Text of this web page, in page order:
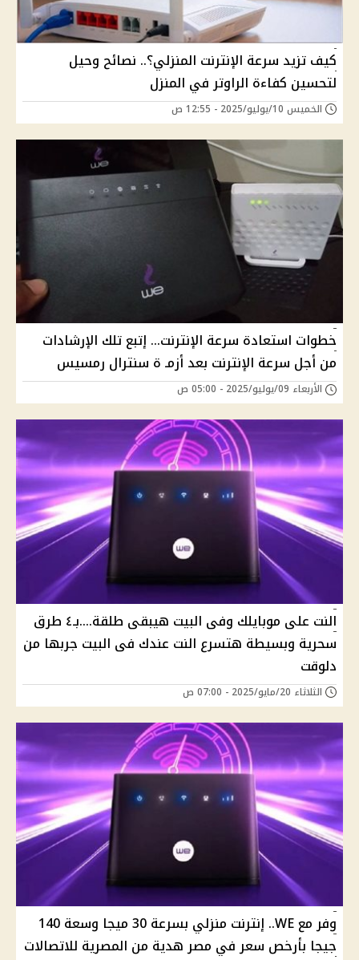
كيف تزيد سرعة الإنترنت المنزلي؟.. نصائح وحيل
لتحسين كفاءة الراوتر في المنزل
الخميس 10/يوليو/2025 - 12:55 ص
خطوات استعادة سرعة الإنترنت… إتبع تلك الإرشادات
من أجل سرعة الإنترنت بعد أزمـ ة سنترال رمسيس
الأربعاء 09/يوليو/2025 - 05:00 ص
النت على موبايلك وفى البيت هيبقى طلقة....بـ٤ طرق
سحرية وبسيطة هتسرع النت عندك فى البيت جربها من
دلوقت
الثلاثاء 20/مايو/2025 - 07:00 ص
وفر مع WE.. إنترنت منزلي بسرعة 30 ميجا وسعة 140
جيجا بأرخص سعر في مصر هدية من المصرية للاتصاﻻت